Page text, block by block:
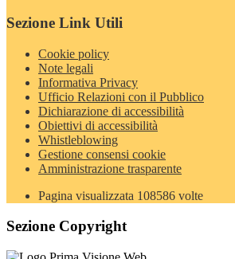
Sezione Link Utili
Cookie policy
Note legali
Informativa Privacy
Ufficio Relazioni con il Pubblico
Dichiarazione di accessibilità
Obiettivi di accessibilità
Whistleblowing
Gestione consensi cookie
Amministrazione trasparente
Pagina visualizzata 108586 volte
Sezione Copyright